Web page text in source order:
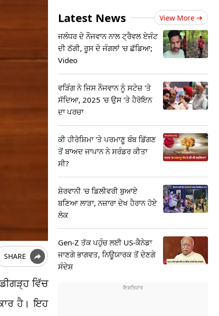
SHARE
ਵਿੱਚ
ਹੈ। ਇਹ
Latest News View More
ਜਲੰਧਰ ਦੇ ਨੌਜਵਾਨ ਨਾਲ ਟ੍ਰੈਵਲ ਏਜੰਟ
ਦੀ ਠੱਗੀ, ਰੂਸ ਦੇ ਜੰਗਲਾਂ 'ਚ ਛੱਡਿਆ;
Video
ਵੜਿੰਗ ਨੇ ਜਿਸ ਨੌਜਵਾਨ ਨੂੰ ਸਟੇਜ਼ 'ਤੇ
ਸੱਦਿਆ, 2025 'ਚ ਉਸ 'ਤੇ ਹੈਰੋਇਨ
ਦਾ ਪਰਚਾ
ਕੀ ਹੀਰੋਸ਼ਿਮਾ 'ਤੇ ਪਰਮਾਣੂ ਬੰਬ ਡਿੱਗਣ
ਤੋਂ ਬਾਅਦ ਜਾਪਾਨ ਨੇ ਸਰੰਡਰ ਕੀਤਾ
ਸੀ?
ਸ਼ੇਰਵਾਨੀ 'ਚ ਡਿਲੀਵਰੀ ਬੁਆਏ
ਬਣਿਆ ਲਾੜਾ, ਨਜ਼ਾਰਾ ਦੇਖ ਹੈਰਾਨ ਹੋਏ
ਲੋਕ
Gen-Z ਤੱਕ ਪਹੁੰਚ ਲਈ US-ਕੈਨੇਡਾ
ਜਾਣਗੇ ਭਾਗਵਤ, ਨਿਊਯਾਰਕ ਤੋਂ ਦੇਣਗੇ
ਸੰਦੇਸ਼